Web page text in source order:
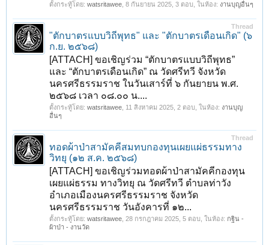
ตั้งกระทู้โดย: watsritawee 8 กันยายน 2025 , 3 ตอบ, ในห้อง: งานบุญอื่นๆ
Thread
"ตักบาตรแบบวิถีพุทธ" และ "ตักบาตรเดือนเกิด" (๖
ก.ย. ๒๕๖๘)
[ATTACH] ขอเชิญร่วม “ตักบาตรแบบวิถีพุทธ”
และ “ตักบาตรเดือนเกิด” ณ วัดศรีทวี จังหวัด
นครศรีธรรมราช ในวันเสาร์ที่ ๖ กันยายน พ.ศ.
๒๕๖๘ เวลา ๐๘.๐๐ น....
ตั้งกระทู้โดย: watsritawee 11 สิงหาคม 2025 , 2 ตอบ, ในห้อง: งานบุญ
อื่นๆ
Thread
ทอดผ้าป่าสามัคคีสมทบกองทุนเผยแผ่ธรรมทาง
วิทยุ (๑๒ ส.ค. ๒๕๖๘)
[ATTACH] ขอเชิญร่วมทอดผ้าป่าสามัคคีกองทุน
เผยแผ่ธรรม ทางวิทยุ ณ วัดศรีทวี ตำบลท่าวัง
อำเภอเมืองนครศรีธรรมราช จังหวัด
นครศรีธรรมราช วันอังคารที่ ๑๒...
ตั้งกระทู้โดย: watsritawee 28 กรกฎาคม 2025 , 5 ตอบ, ในห้อง: กฐิน -
ผ้าป่า - งานวัด
4 5 6 7 ถัดไป >